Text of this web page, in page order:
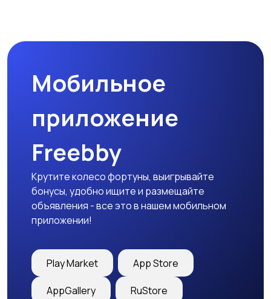
Детская одежда Детская обувь
Детский транспорт
Мобильное
приложение
Freebby
Крутите колесо фортуны, выигрывайте
бонусы, удобно ищите и размещайте
объявления - все это в нашем мобильном
приложении!
Play Market App Store
AppGallery RuStore